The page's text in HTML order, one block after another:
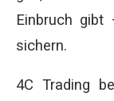
Einbruch gibt
sichern.
4C Trading